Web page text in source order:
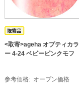
<取寄>ageha オプティカラ
ー 4-24 ベビーピンクモフ
参考価格 オープン価格